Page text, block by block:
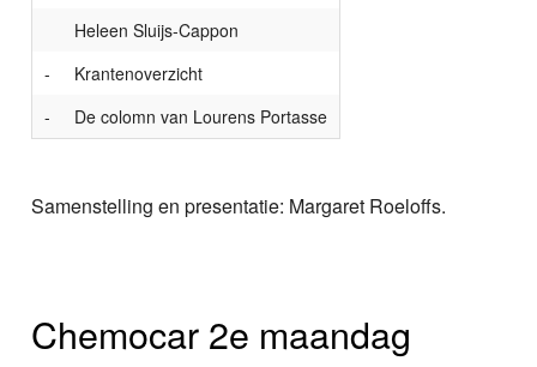
Heleen Sluijs-Cappon
-
Krantenoverzicht
-
De colomn van Lourens Portasse
Samenstelling en presentatie: Margaret Roeloffs.
Chemocar 2e maandag